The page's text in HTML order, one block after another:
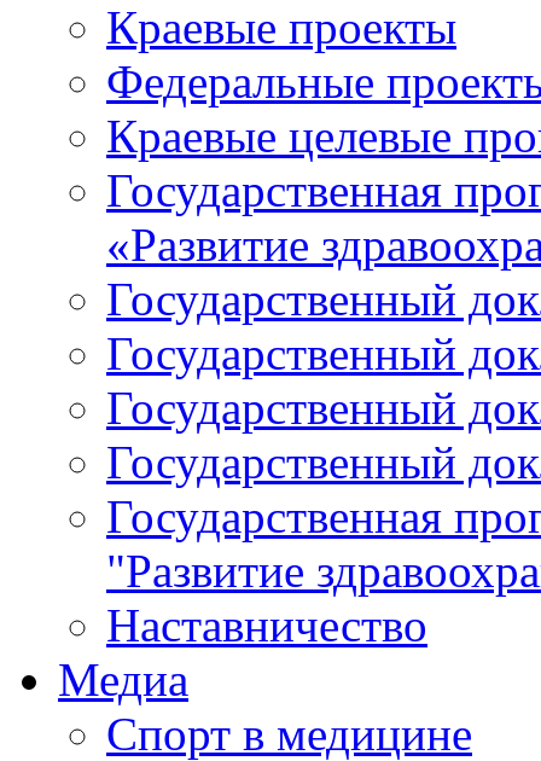
Краевые проекты
Федеральные
Краевые целевые
Государственная
«Развитие
Государственный
Государственный
Государственный
Государственный
Государственная
"Развитие
Наставничество
Медиа
Спорт в медицине